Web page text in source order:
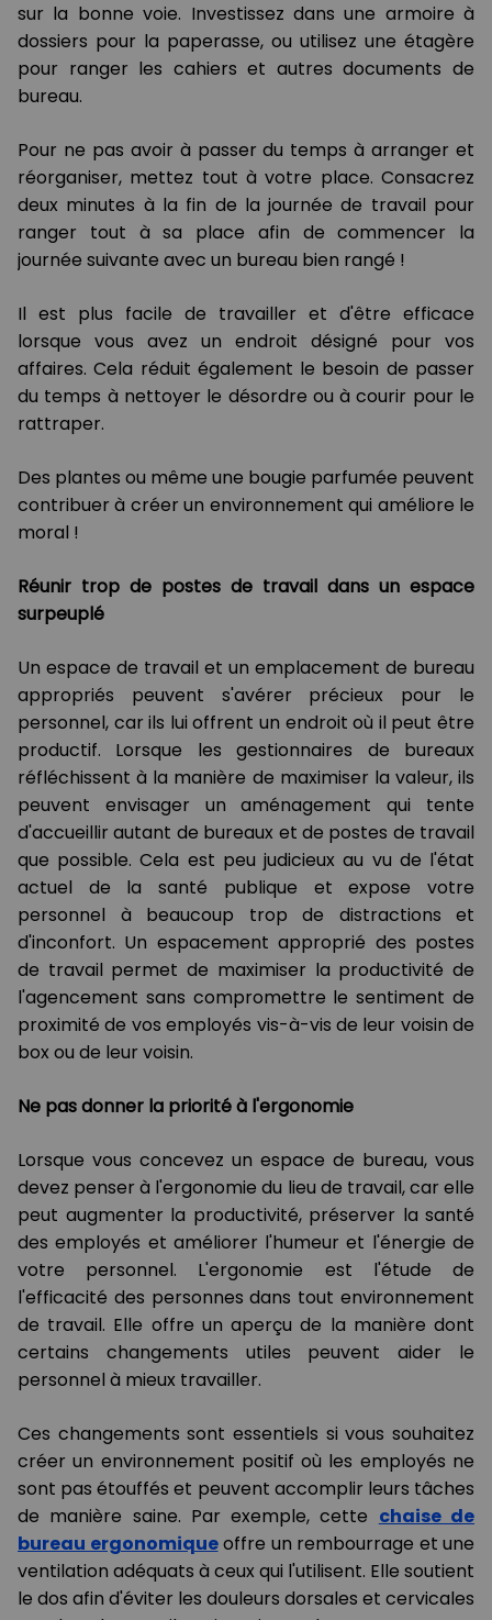
sur la bonne voie. Investissez dans une armoire à
dossiers pour la paperasse, ou utilisez une étagère
pour ranger les cahiers et autres documents de
bureau.
Pour ne pas avoir à passer du temps à arranger et
réorganiser, mettez tout à votre place. Consacrez
deux minutes à la fin de la journée de travail pour
ranger tout à sa place afin de commencer la
journée suivante avec un bureau bien rangé !
Il est plus facile de travailler et d'être efficace
lorsque vous avez un endroit désigné pour vos
affaires. Cela réduit également le besoin de passer
du temps à nettoyer le désordre ou à courir pour le
rattraper.
Des plantes ou même une bougie parfumée peuvent
contribuer à créer un environnement qui améliore le
moral !
Réunir trop de postes de travail dans un espace
surpeuplé
Un espace de travail et un emplacement de bureau
appropriés peuvent s'avérer précieux pour le
personnel, car ils lui offrent un endroit où il peut être
productif. Lorsque les gestionnaires de bureaux
réfléchissent à la manière de maximiser la valeur, ils
peuvent envisager un aménagement qui tente
d'accueillir autant de bureaux et de postes de travail
que possible. Cela est peu judicieux au vu de l'état
actuel de la santé publique et expose votre
personnel à beaucoup trop de distractions et
d'inconfort. Un espacement approprié des postes
de travail permet de maximiser la productivité de
l'agencement sans compromettre le sentiment de
proximité de vos employés vis-à-vis de leur voisin de
box ou de leur voisin.
Ne pas donner la priorité à l'ergonomie
Lorsque vous concevez un espace de bureau, vous
devez penser à l'ergonomie du lieu de travail, car elle
peut augmenter la productivité, préserver la santé
des employés et améliorer l'humeur et l'énergie de
votre personnel. L'ergonomie est l'étude de
l'efficacité des personnes dans tout environnement
de travail. Elle offre un aperçu de la manière dont
certains changements utiles peuvent aider le
personnel à mieux travailler.
Ces changements sont essentiels si vous souhaitez
créer un environnement positif où les employés ne
sont pas étouffés et peuvent accomplir leurs tâches
de manière saine. Par exemple, cette chaise de
bureau ergonomiqueoffre un rembourrage et une
ventilation adéquats à ceux qui l'utilisent. Elle soutient
le dos afin d'éviter les douleurs dorsales et cervicales